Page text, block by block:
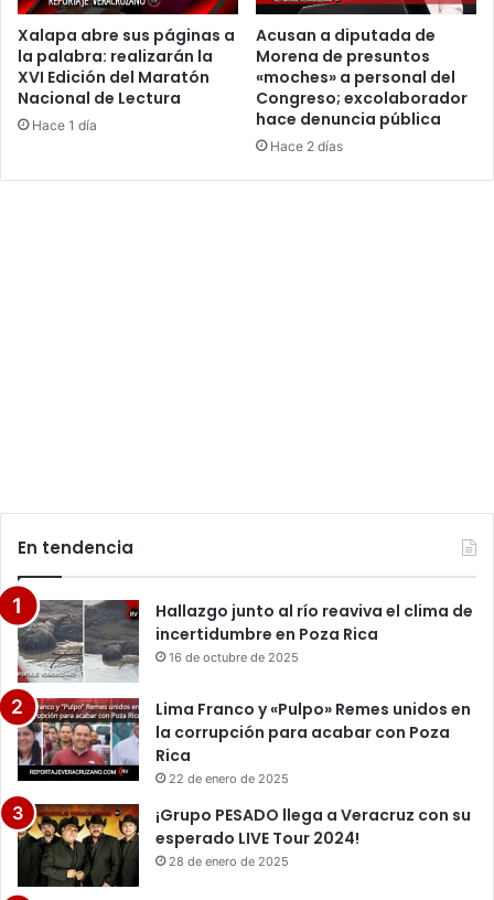
Xalapa abre sus páginas a
la palabra: realizarán la
XVI Edición del Maratón
Nacional de Lectura
Hace 1 día
Acusan a diputada de
Morena de presuntos
«moches» a personal del
Congreso; excolaborador
hace denuncia pública
Hace 2 días
En tendencia
Hallazgo junto al río reaviva el clima de
incertidumbre en Poza Rica
16 de octubre de 2025
Lima Franco y «Pulpo» Remes unidos en
la corrupción para acabar con Poza
Rica
22 de enero de 2025
¡Grupo PESADO llega a Veracruz con su
esperado LIVE Tour 2024!
28 de enero de 2025